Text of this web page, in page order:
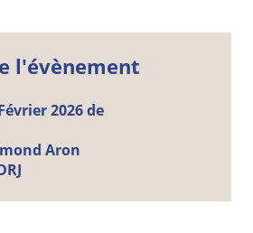
l'évènement
2026 de
Aron